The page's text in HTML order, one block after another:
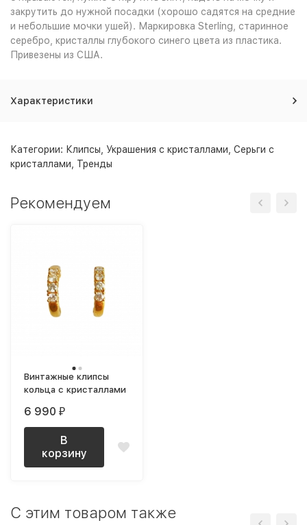
закрутить до нужной посадки (хорошо садятся на средние
и небольшие мочки ушей). Маркировка Sterling, старинное
серебро, кристаллы глубокого синего цвета из пластика.
Привезены из США.
Характеристики
Категории: Клипсы Украшения с кристаллами Серьги с
кристаллами
Тренды
Рекомендуем
Винтажные клипсы
кольца с кристаллами
6 990 ₽
В
корзину
C этим товаром также